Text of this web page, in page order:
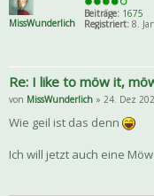
MissWunderlich
Beiträge: 1675
Registriert: 8.
Re: I like to möw it,
von MissWunderlich » 24. Dez
Wie geil ist das denn
Ich will jetzt auch eine